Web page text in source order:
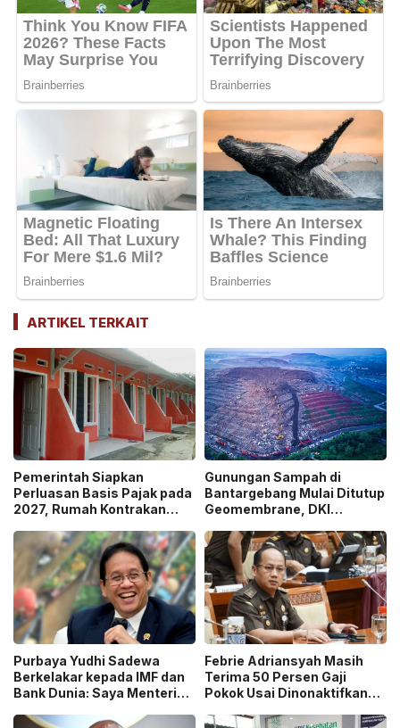
ARTIKEL TERKAIT
Pemerintah Siapkan
Perluasan Basis Pajak pada
2027, Rumah Kontrakan
Pengawasan!
Gunungan Sampah di
Bantargebang Mulai Ditutup
Geomembrane, DKI
Sistem Open Dumping!
Purbaya Yudhi Sadewa
Berkelakar kepada IMF dan
Bank Dunia: Saya Menteri
Beruntung di Dunia!
Febrie Adriansyah Masih
Terima 50 Persen Gaji
Pokok Usai Dinonaktifkan
ASN Dihentikan!